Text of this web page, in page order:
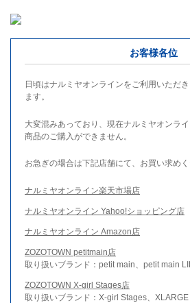
お客様各位
日頃はナルミヤオンラインをご利用いただ
ます。
大変混みあっており、現在ナルミヤオンラ
商品のご購入ができません。
お急ぎの場合は下記店舗にて、お買い求めく
ナルミヤオンライン楽天市場店
ナルミヤオンライン Yahoo!ショッピング店
ナルミヤオンライン Amazon店
ZOZOTOWN petitmain店
取り扱いブランド：petit main、petit main
ZOZOTOWN X-girl Stages店
取り扱いブランド：X-girl Stages、